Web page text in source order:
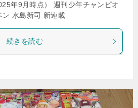
年9月時点） 週刊少年チャンピオ
水島新司 新連載
続きを読む